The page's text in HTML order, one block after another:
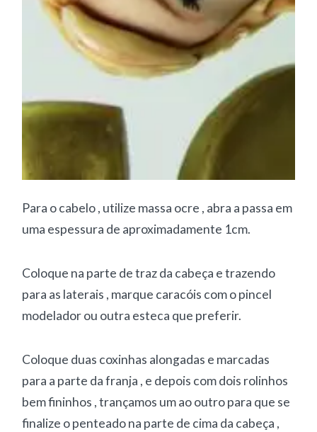
Para o cabelo , utilize massa ocre , abra a passa em
uma espessura de aproximadamente 1cm.
Coloque na parte de traz da cabeça e trazendo
para as laterais , marque caracóis com o pincel
modelador ou outra esteca que preferir.
Coloque duas coxinhas alongadas e marcadas
para a parte da franja , e depois com dois rolinhos
bem fininhos , trançamos um ao outro para que se
finalize o penteado na parte de cima da cabeça ,